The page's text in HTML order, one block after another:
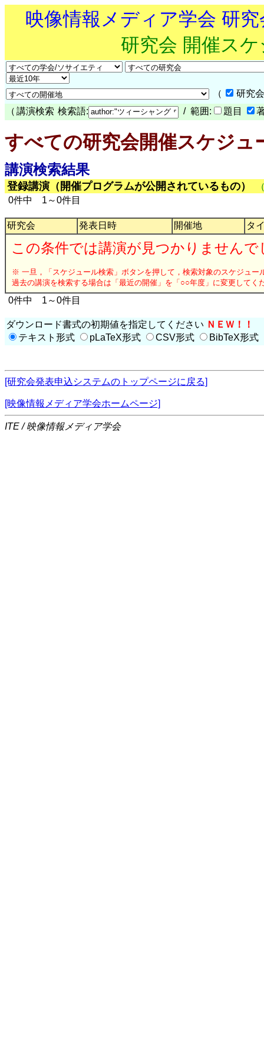
映像情報メディア学会 研
研究会 開催ス
（
研究
（ 講演検索 検索語: / 範囲: 題目
すべての研究会開催スケジュ
講演検索結果
登録講演（開催プログラムが公開されているもの）
0件中 1～0件目
研究会 発表日時 開催地 タ
この条件では講演が見つかりませんで
※ 一旦，「スケジュール検索」ボタンを押して，検索対象のスケジュー
過去の講演を検索する場合は「最近の開催」を「○○年度」に変更してく
0件中 1～0件目
ダウンロード書式の初期値を指定してください ＮＥＷ！！
テキスト形式
pLaTeX形式 CSV形式 BibTeX形式
[研究会発表申込システムのトップページに戻る]
[映像情報メディア学会ホームページ]
ITE / 映像情報メディア学会